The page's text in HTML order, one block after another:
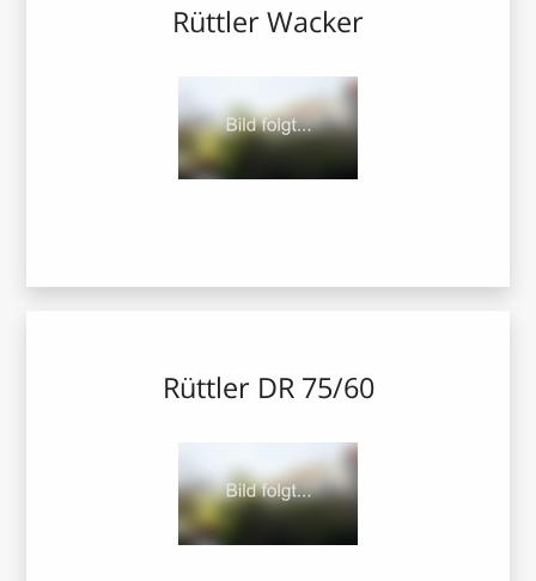
Rüttler Wacker
Rüttler DR 75/60